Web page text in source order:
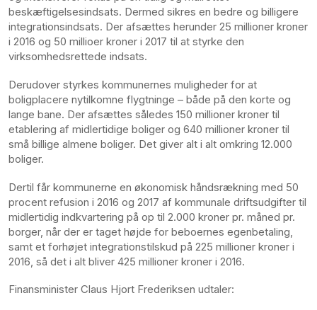
beskæftigelsesindsats. Dermed sikres en bedre og billigere
integrationsindsats. Der afsættes herunder 25 millioner kroner
i 2016 og 50 millioer kroner i 2017 til at styrke den
virksomhedsrettede indsats.
Derudover styrkes kommunernes muligheder for at
boligplacere nytilkomne flygtninge – både på den korte og
lange bane. Der afsættes således 150 millioner kroner til
etablering af midlertidige boliger og 640 millioner kroner til
små billige almene boliger. Det giver alt i alt omkring 12.000
boliger.
Dertil får kommunerne en økonomisk håndsrækning med 50
procent refusion i 2016 og 2017 af kommunale driftsudgifter til
midlertidig indkvartering på op til 2.000 kroner pr. måned pr.
borger, når der er taget højde for beboernes egenbetaling,
samt et forhøjet integrationstilskud på 225 millioner kroner i
2016, så det i alt bliver 425 millioner kroner i 2016.
Finansminister Claus Hjort Frederiksen udtaler: